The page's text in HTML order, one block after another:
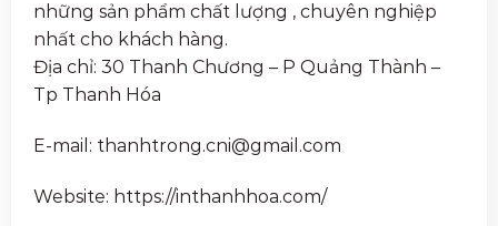
những sản phẩm chất lượng , chuyên nghiệp
nhất cho khách hàng.
Địa chỉ: 30 Thanh Chương – P Quảng Thành –
Tp Thanh Hóa
E-mail: thanhtrong.cni@gmail.com
Website: https://inthanhhoa.com/